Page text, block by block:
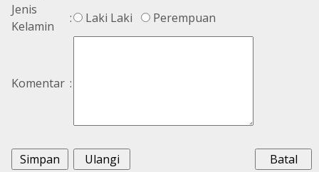
Jenis
Kelamin
: Laki Laki Perempuan
Komentar :